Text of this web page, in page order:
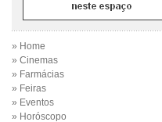
» Home
» Cinemas
» Farmácias
» Feiras
» Eventos
» Horóscopo